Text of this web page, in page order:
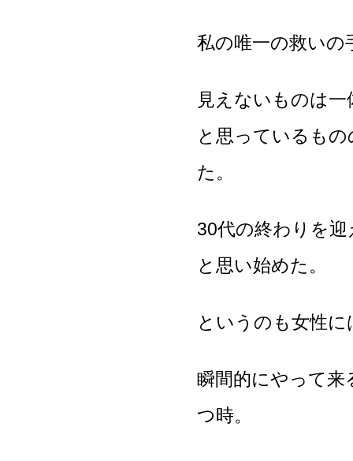
私の唯一の救いの
見えないものは
と思っているも
た。
30代の終わりを
と思い始めた。
というのも女性
瞬間的にやって来
つ時。